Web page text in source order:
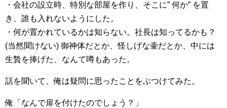
・会社の設立時、特別な部屋を作り、そこに” 何か” を置
き、誰も入れないようにした。
・何が置かれているかは知らない。社長は知ってるかも？
(当然聞けない) 御神体だとか、怪しげな壷だとか、中には
生贄を捧げた、なんて噂もあった。
話を聞いて、俺は疑問に思ったことをぶつけてみた。
俺「なんで扉を付けたのでしょう？」